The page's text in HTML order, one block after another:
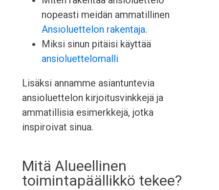
nopeasti meidän ammatillinen
Ansioluettelon rakentaja.
Miksi sinun pitäisi käyttää
ansioluettelomalli
Lisäksi annamme asiantuntevia
ansioluettelon kirjoitusvinkkejä ja
ammatillisia esimerkkejä, jotka
inspiroivat sinua.
Mitä Alueellinen
toimintapäällikkö tekee?